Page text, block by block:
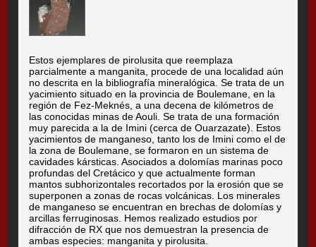
Estos ejemplares de pirolusita que reemplaza
parcialmente a manganita, procede de una localidad aún
no descrita en la bibliografía mineralógica. Se trata de un
yacimiento situado en la provincia de Boulemane, en la
región de Fez-Meknés, a una decena de kilómetros de
las conocidas minas de Aouli. Se trata de una formación
muy parecida a la de Imini (cerca de Ouarzazate). Estos
yacimientos de manganeso, tanto los de Imini como el de
la zona de Boulemane, se formaron en un sistema de
cavidades kársticas. Asociados a dolomías marinas poco
profundas del Cretácico y que actualmente forman
mantos subhorizontales recortados por la erosión que se
superponen a zonas de rocas volcánicas. Los minerales
de manganeso se encuentran en brechas de dolomías y
arcillas ferruginosas. Hemos realizado estudios por
difracción de RX que nos demuestran la presencia de
ambas especies: manganita y pirolusita.